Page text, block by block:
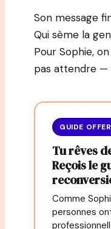
Son message
Qui sème la
Pour Sophie,
pas attendre —
GUIDE
Tu rêves
Reçois le
Comme
personnes